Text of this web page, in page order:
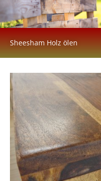
Sheesham Holz ölen